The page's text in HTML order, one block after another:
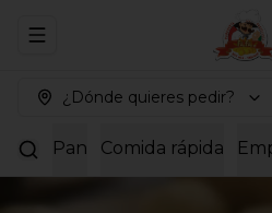
Abrir menu de navegación
¿Dónde quieres pedir?
Pan Comida rápida